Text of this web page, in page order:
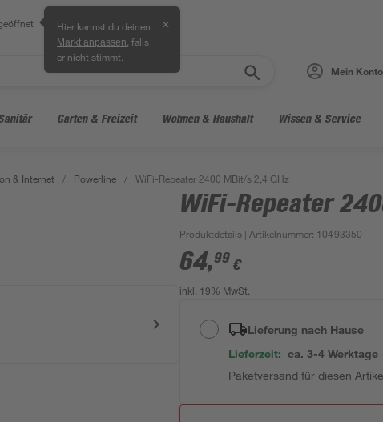
Hier kannst du deinen
Markt anpassen , falls
er nicht stimmt.
✕
Mein Konto
Garten & Freizeit Wohnen & Haushalt Wissen & Service
& Internet / Powerline / WiFi-Repeater 2400 MBit/s 2,4 GHz
WiFi-Repeater
Produktdetails | Artikelnummer: 10493350
64,99 €
inkl. 19% MwSt.
Lieferung nach Hause
Lieferzeit: ca. 3-4 Werktage
Paketversand für diesen